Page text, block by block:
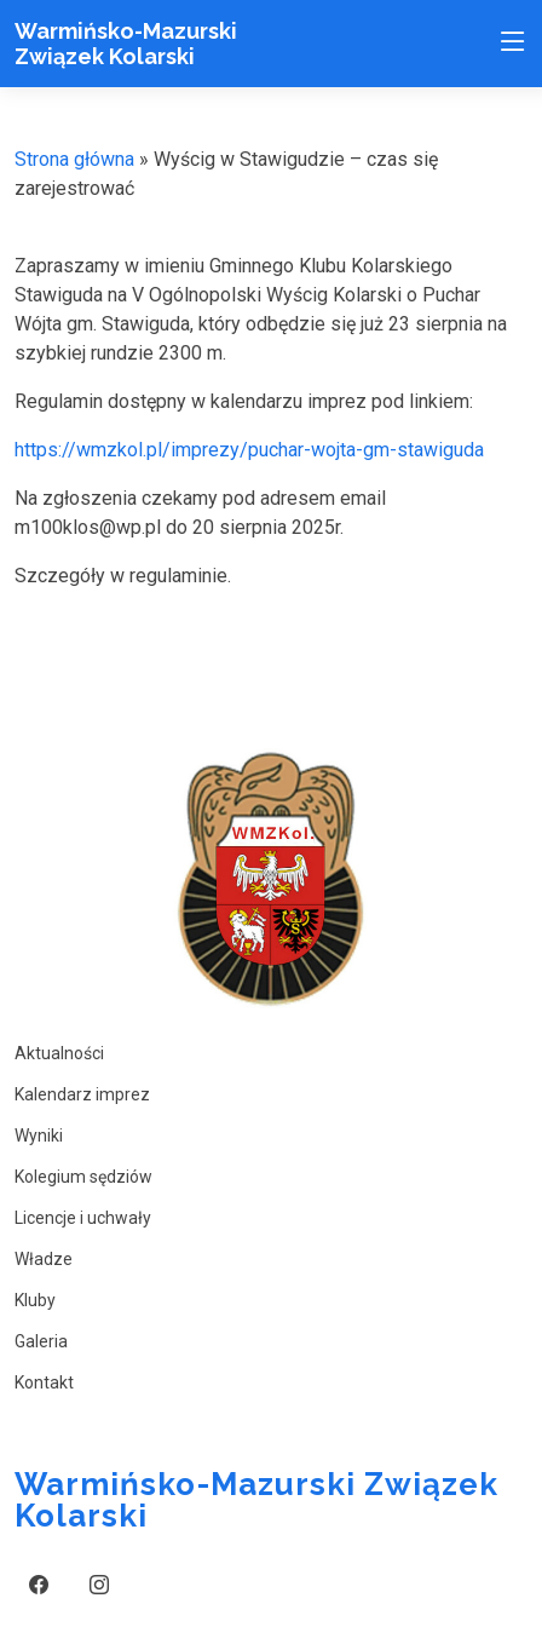
Warmińsko-Mazurski
Związek Kolarski
Strona główna » Wyścig w Stawigudzie – czas się
zarejestrować
Zapraszamy w imieniu Gminnego Klubu Kolarskiego
Stawiguda na V Ogólnopolski Wyścig Kolarski o Puchar
Wójta gm. Stawiguda, który odbędzie się już 23 sierpnia na
szybkiej rundzie 2300 m.
Regulamin dostępny w kalendarzu imprez pod linkiem:
https://wmzkol.pl/imprezy/puchar-wojta-gm-stawiguda
Na zgłoszenia czekamy pod adresem email
m100klos@wp.pl do 20 sierpnia 2025r.
Szczegóły w regulaminie.
Aktualności
Kalendarz imprez
Wyniki
Kolegium sędziów
Licencje i uchwały
Władze
Kluby
Galeria
Kontakt
Warmińsko-Mazurski Związek
Kolarski